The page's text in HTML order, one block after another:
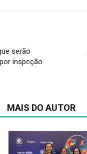
serão
inspeção
MAIS DO AUTOR